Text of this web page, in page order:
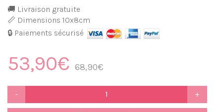
🚚 Livraison gratuite
📏 Dimensions 10x8cm
🔒 Paiements sécurisé
68,90€
53,90€
Squishy